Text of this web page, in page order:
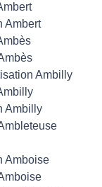
Ambert
Ambilly
Ambilly
Amboise